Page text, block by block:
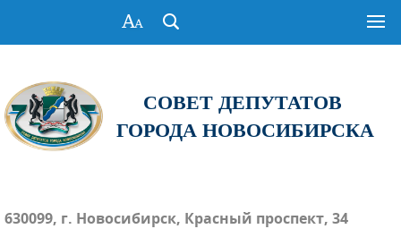
СОВЕТ ДЕПУТАТОВ
ГОРОДА НОВОСИБИРСКА
630099, г. Новосибирск, Красный проспект, 34